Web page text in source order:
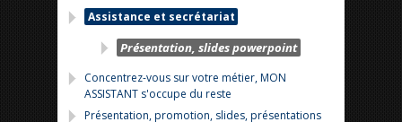
Assistance et secrétariat
Présentation, slides powerpoint
Concentrez-vous sur votre métier, MON
ASSISTANT s'occupe du reste
Présentation, promotion, slides, présentations